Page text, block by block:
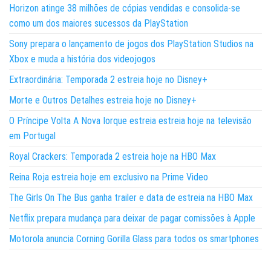
Horizon atinge 38 milhões de cópias vendidas e consolida-se
como um dos maiores sucessos da PlayStation
Sony prepara o lançamento de jogos dos PlayStation Studios na
Xbox e muda a história dos videojogos
Extraordinária: Temporada 2 estreia hoje no Disney+
Morte e Outros Detalhes estreia hoje no Disney+
O Príncipe Volta A Nova Iorque estreia estreia hoje na televisão
em Portugal
Royal Crackers: Temporada 2 estreia hoje na HBO Max
Reina Roja estreia hoje em exclusivo na Prime Video
The Girls On The Bus ganha trailer e data de estreia na HBO Max
Netflix prepara mudança para deixar de pagar comissões à Apple
Motorola anuncia Corning Gorilla Glass para todos os smartphones